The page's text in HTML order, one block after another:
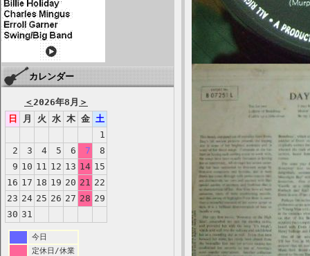
カレンダー
＜2026年8月 ＞
日
月 火 水 木 金 土
1
2
3 4 5 6 7
8
9 10 11 12 13 14 15
16 17 18 19 20 21 22
23 24 25 26 27 28 29
30 31
今日
定休日/休業